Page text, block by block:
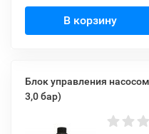
В корзину
Блок управления
3,0 бар)